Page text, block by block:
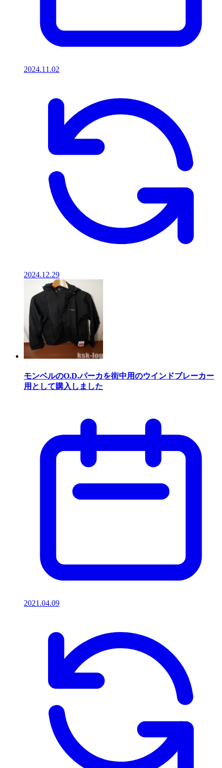
2024.11.02
2024.12.29
モンベルのO.D.パーカを街中用のウインドブレーカー
用として購入しました
2021.04.09